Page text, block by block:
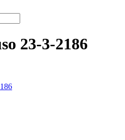
23-3-2186